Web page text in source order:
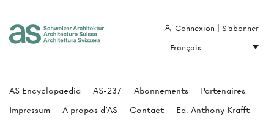
AS Encyclopaedia AS-237 Abonnements
Partenaires
Impressum
A propos d'AS Contact Ed. Anthony Krafft
Connexion
S'abonner
Français